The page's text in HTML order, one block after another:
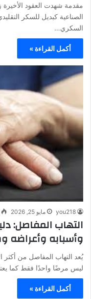
مقدمة شهدت العقود
الصناعية كبديل للسكر
السكري…
أكمل القراءة »
you218 مايو 25, 2026
التهاب المفاصل:
وأسبابه وأعراضه
يُعد التهاب المفاصل من أكثر
ليس مرضًا واحدًا فقط كما
أكمل القراءة »